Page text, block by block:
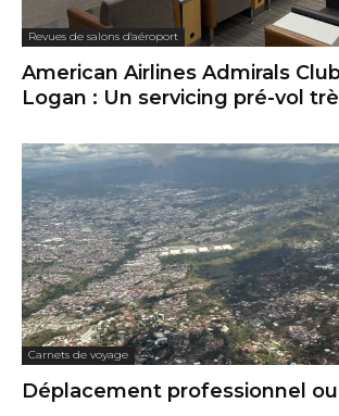
Revues de salons d'aéroport
American Airlines Admirals
Logan : Un servicing pré-vol
Carnets de voyage
Déplacement professionnel ou